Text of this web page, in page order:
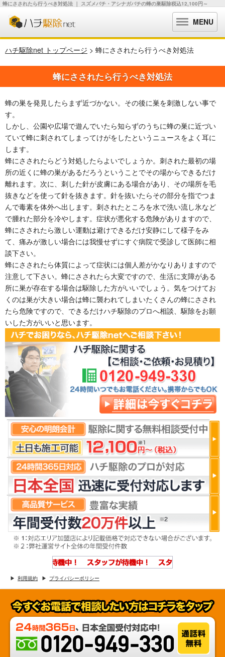
蜂にさされたら行うべき対処法 ｜ スズメバチ・アシナガバチの蜂の巣駆除税込12,100円～
MENU
ハチ駆除net トップページ > 蜂にさされたら行うべき対処法
蜂にさされたら行うべき対処法
蜂の巣を発見したらまず近づかない。その後に巣を刺激しない事で
す。
しかし、公園や広場で遊んでいたら知らずのうちに蜂の巣に近づい
ていて蜂に刺されてしまってけがをしたというニュースをよく耳に
します。
蜂にさされたらどう対処したらよいでしょうか。刺された最初の場
所の近くに蜂の巣があるだろうということでその場からできるだけ
離れます。次に、刺した針が皮膚にある場合があり、その場所を毛
抜きなどを使って針を抜きます。針を抜いたらその部分を指でつま
んで毒素を体外へ出します。刺されたところを水で洗い流し氷など
で腫れた部分を冷やします。症状が悪化する危険がありますので、
蜂にさされたら激しい運動は避けできるだけ安静にして様子をみ
て、痛みが激しい場合には我慢せずにすぐ病院で受診して医師に相
談下さい。
蜂にさされたら体質によって症状には個人差がかなりありますので
注意して下さい。蜂にさされたら大変ですので、生活に支障がある
所に巣が存在する場合は駆除した方がいいでしょう。気をつけてお
くのは巣が大きい場合は蜂に襲われてしまいたくさんの蜂にさされ
たら危険ですので、できるだけハチ駆除のプロへ相談、駆除をお願
いした方がいいと思います。
利用規約 プライバシーポリシー